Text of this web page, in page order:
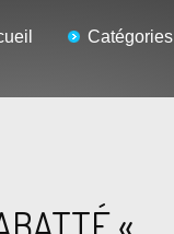
Catégories